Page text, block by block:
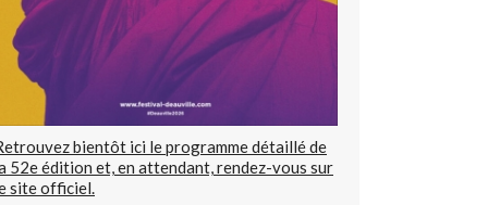
bientôt ici le programme détaillé de
52e édition et, en attendant, rendez-vous sur
site officiel.